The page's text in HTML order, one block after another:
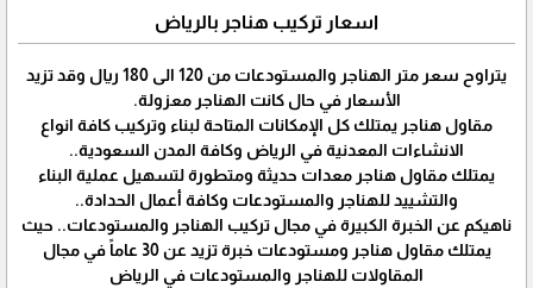
اسعار تركيب هناجر بالرياض
يتراوح سعر متر الهناجر والمستودعات من 120 الى 180 ريال وقد تزيد
الأسعار في حال كانت الهناجر معزولة.
مقاول هناجر يمتلك كل الإمكانات المتاحة لبناء وتركيب كافة انواع
الانشاءات المعدنية في الرياض وكافة المدن السعودية..
يمتلك مقاول هناجر معدات حديثة ومتطورة لتسهيل عملية البناء
والتشييد للهناجر والمستودعات وكافة أعمال الحدادة..
ناهيكم عن الخبرة الكبيرة في مجال تركيب الهناجر والمستودعات.. حيث
يمتلك مقاول هناجر ومستودعات خبرة تزيد عن 30 عاماً في مجال
المقاولات للهناجر والمستودعات في الرياض